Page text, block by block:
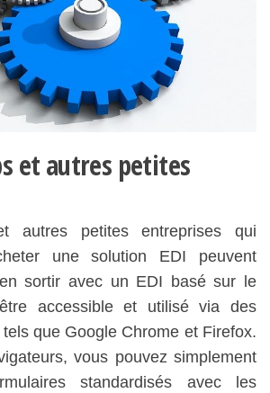
et autres petites
autres petites entreprises qui
une solution EDI peuvent
sortir avec un EDI basé sur le
accessible et utilisé via des
que Google Chrome et Firefox.
vous pouvez simplement
standardisés avec les